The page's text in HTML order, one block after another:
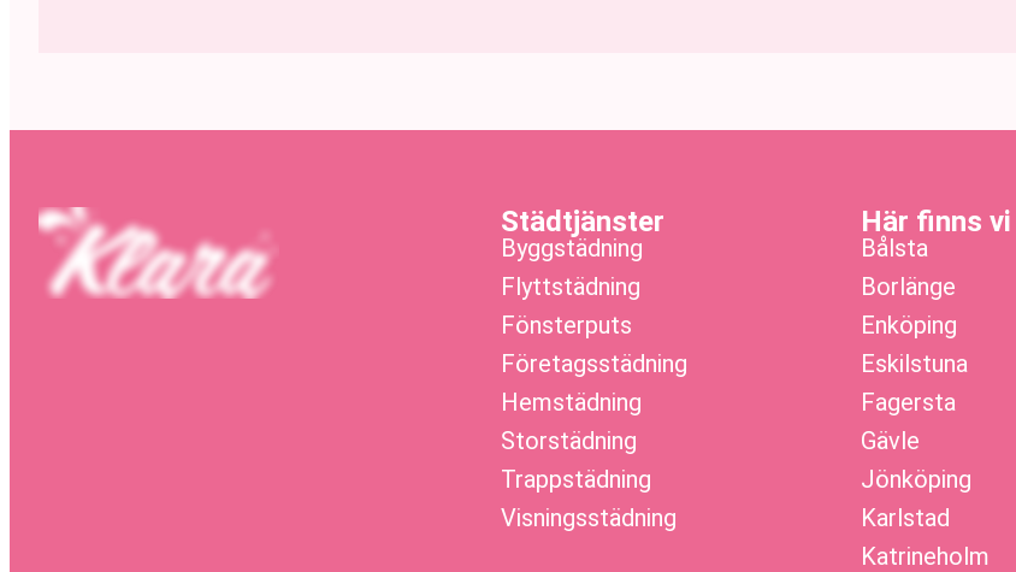
Städtjänster
Byggstädning
Flyttstädning
Fönsterputs
Företagsstädning
Hemstädning
Storstädning
Trappstädning
Visningsstädning
Här finns vi
Bålsta
Borlänge
Enköping
Eskilstuna
Fagersta
Gävle
Jönköping
Karlstad
Katrineholm